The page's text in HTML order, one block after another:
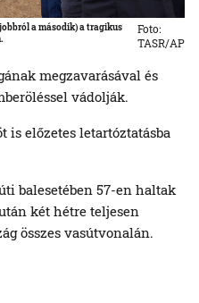
a második) a tragikus
Foto:
TASR/AP
vádolják.
is előzetes letartóztatásba
balesetében 57-en haltak
két hétre teljesen
összes vasútvonalán.